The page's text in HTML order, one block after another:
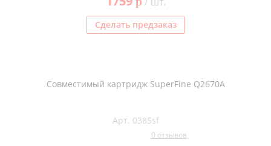
Сделать предзаказ
Совместимый картридж SuperFine Q2670A
Арт. 0385sf
0 отзывов